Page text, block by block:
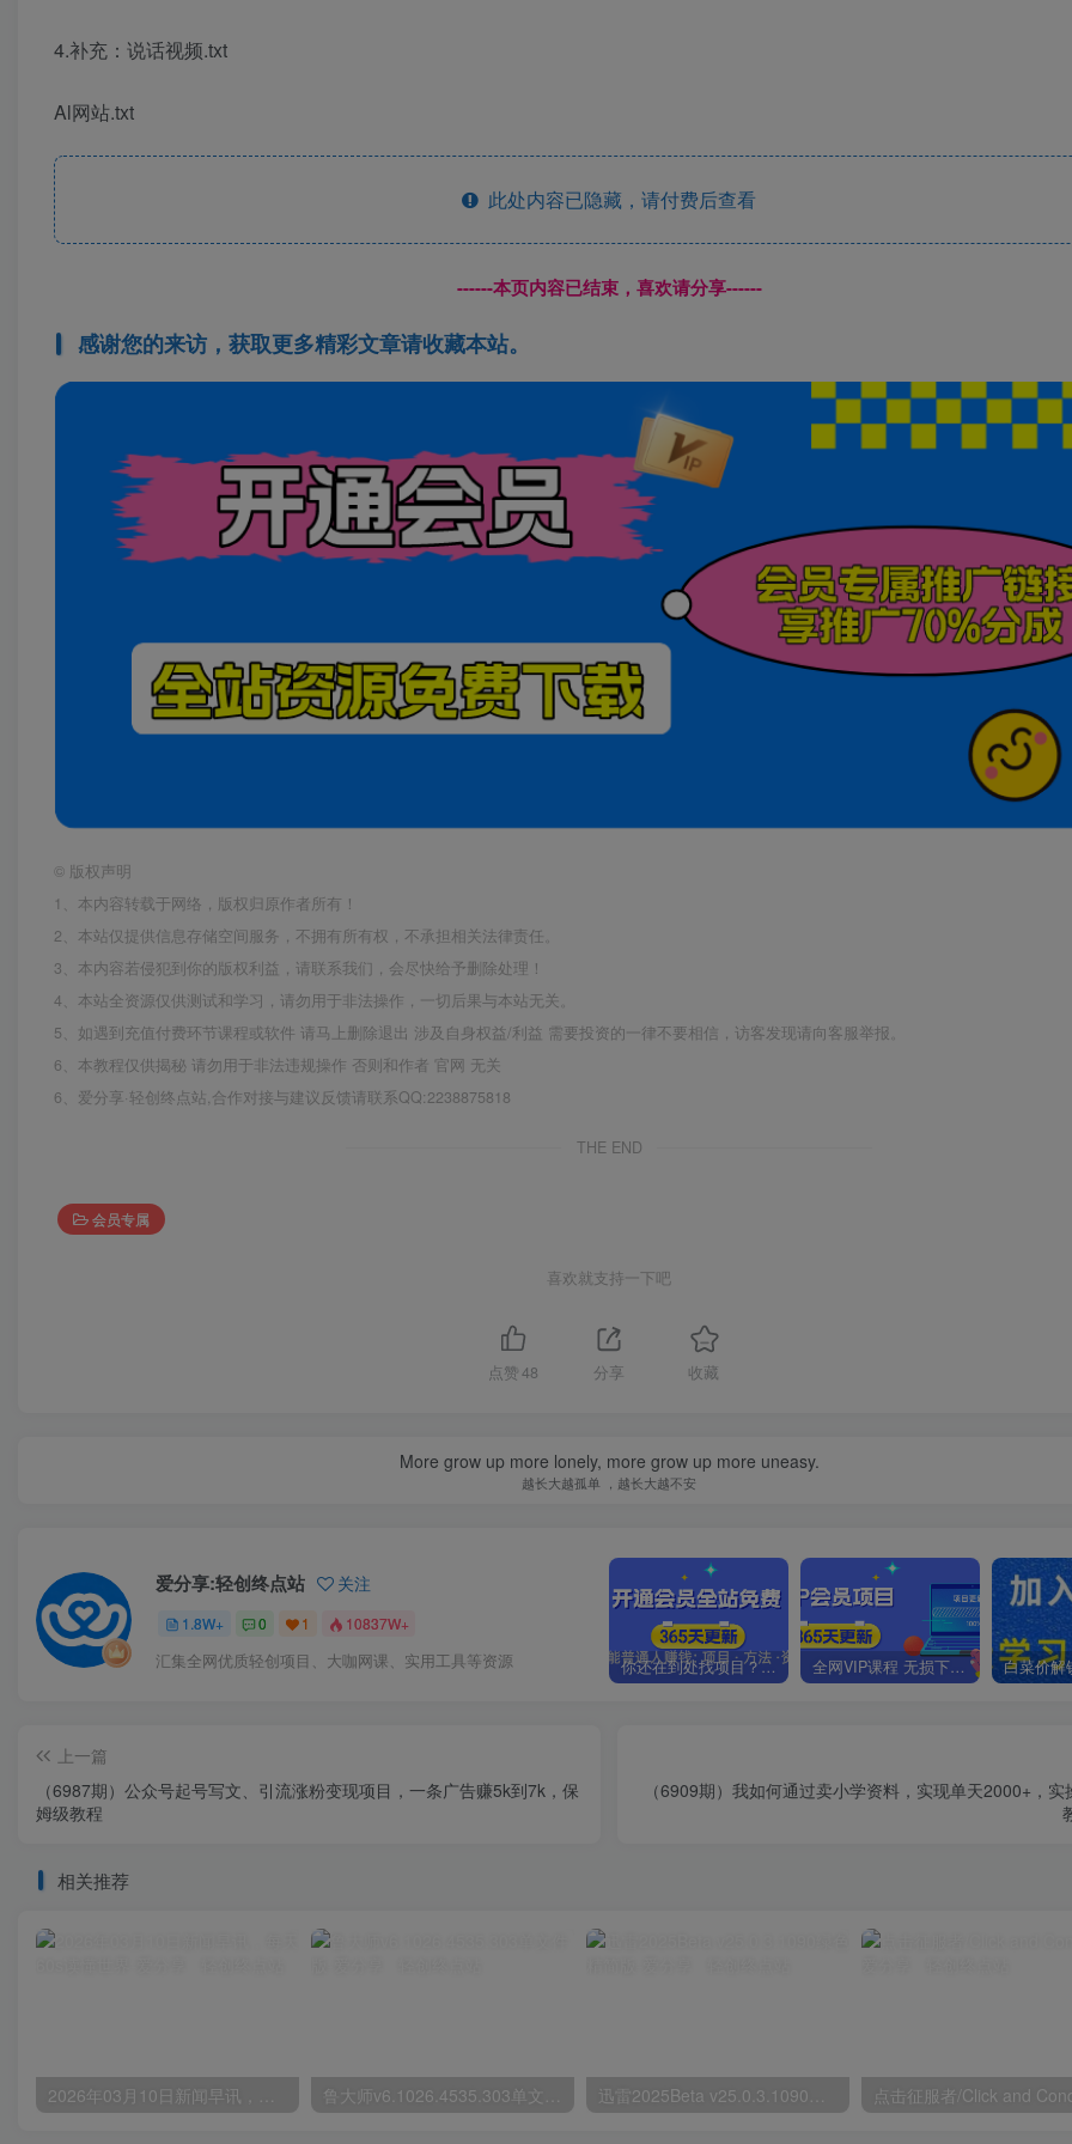
4.补充：说话视频.txt
Al网站.txt
此处内容已隐藏，请付费后查看
------本页内容已结束，喜欢请分享------
感谢您的来访，获取更多精彩文章请收藏本站。
© 版权声明
1、本内容转载于网络，版权归原作者所有！
2、本站仅提供信息存储空间服务，不拥有所有权，不承担相关法律责任。
3、本内容若侵犯到你的版权利益，请联系我们，会尽快给予删除处理！
4、本站全资源仅供测试和学习，请勿用于非法操作，一切后果与本站无关。
5、如遇到充值付费环节课程或软件 请马上删除退出 涉及自身权益/利益 需要投资的一律不要相信，访客发现请向客服举报。
6、本教程仅供揭秘 请勿用于非法违规操作 否则和作者 官网 无关
6、爱分享·轻创终点站,合作对接与建议反馈请联系QQ:2238875818
THE END
会员专属
喜欢就支持一下吧
点赞 48 分享 收藏
More grow up more lonely, more grow up more uneasy.
越长大越孤单 ，越长大越不安
爱分享:轻创终点站 关注
1.8W+ 0 1 10837W+
汇集全网优质轻创项目、大咖网课、实用工具等资源 你还在到处找项目？还在当韭菜？我靠卖项目一个月收入5万+，曾经我也是个失败者。 全网VIP课程 无损下载~.~
上一篇
（6987期）公众号起号写文、引流涨粉变现项目，一条广告赚5k到7k，保
姆级教程
（6909期）我如何通过卖小学资料，实现单天2000+，
相关推荐
点击征服者/Click and